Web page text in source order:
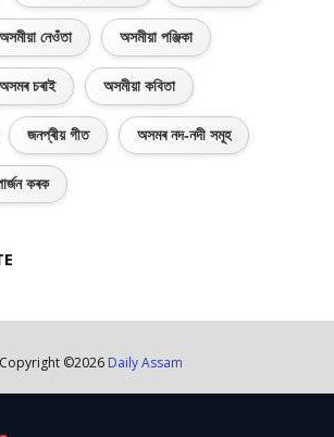
অসমীয়া নেওঁতা অসমীয়া পঞ্জিকা
অসমৰ চৰাই অসমীয়া কবিতা
জনপ্ৰীয় গীত অসমৰ নদ-নদী সমূহ
কৰক
Copyright ©2026 Daily Assam